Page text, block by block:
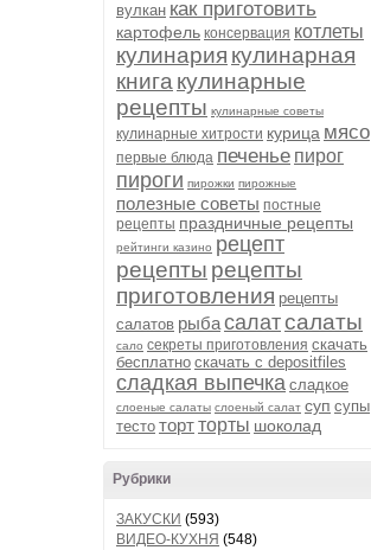
вулкан как приготовить
картофель консервация котлеты
кулинария кулинарная
книга кулинарные
рецепты кулинарные советы
кулинарные хитрости курица мясо
первые блюда печенье пирог
пироги пирожки пирожные
полезные советы постные
рецепты праздничные рецепты
рейтинги казино рецепт
рецепты рецепты
приготовления рецепты
салатов рыбасалатсалаты
сало секреты приготовления скачать
бесплатно скачать с depositfiles
сладкая выпечка сладкое
слоеные салаты слоеный салат суп супы
тесто тортторты шоколад
Рубрики
ЗАКУСКИ (593)
ВИДЕО-КУХНЯ (548)